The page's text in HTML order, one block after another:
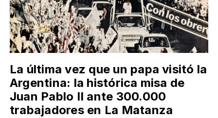
La última vez que un papa visitó la
Argentina: la histórica misa de
Juan Pablo II ante 300.000
trabajadores en La Matanza